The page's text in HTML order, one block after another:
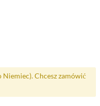
Chcesz zamówić